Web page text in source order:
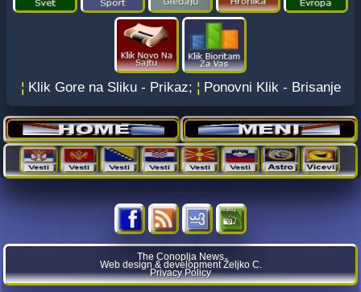
¦ Klik Gore na Sliku - Prikaz; ¦ Ponovni Klik - Brisanje